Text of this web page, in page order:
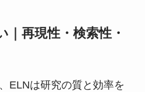
｜再現性・検索性・
ELNは研究の質と効率を